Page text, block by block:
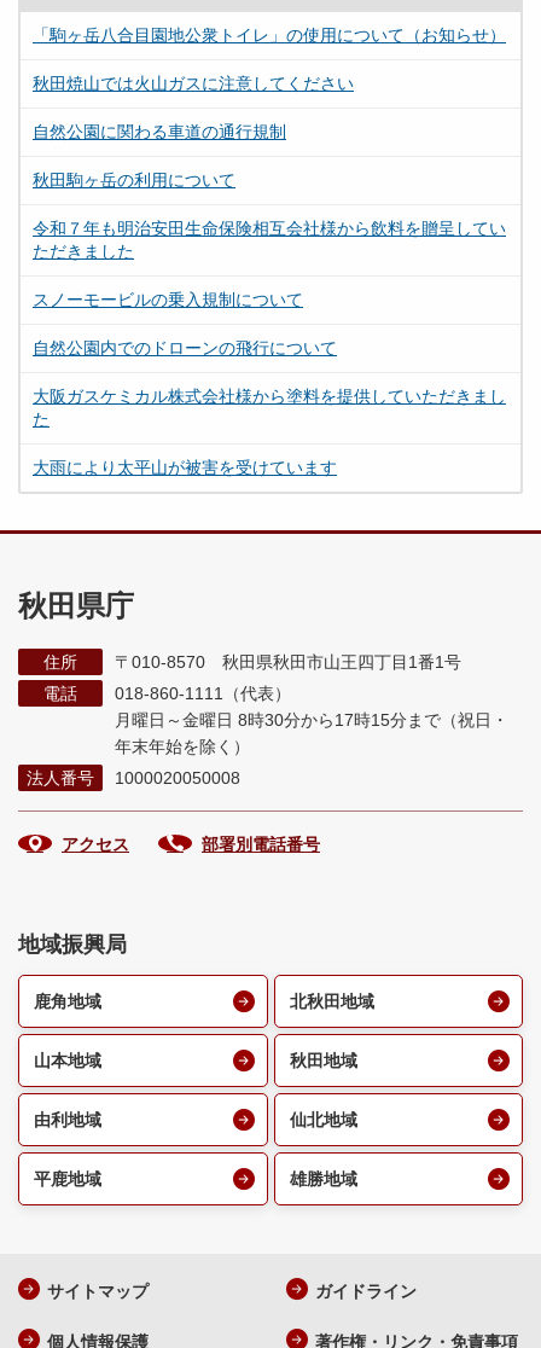
「駒ヶ岳八合目園地公衆トイレ」の使用について（お知らせ）
秋田焼山では火山ガスに注意してください
自然公園に関わる車道の通行規制
秋田駒ヶ岳の利用について
令和７年も明治安田生命保険相互会社様から飲料を贈呈してい
ただきました
スノーモービルの乗入規制について
自然公園内でのドローンの飛行について
大阪ガスケミカル株式会社様から塗料を提供していただきまし
た
大雨により太平山が被害を受けています
秋田県庁
住所
〒010-8570 秋田県秋田市山王四丁目1番1号
電話
018-860-1111（代表）
月曜日～金曜日 8時30分から17時15分まで （祝日・
年末年始を除く）
法人番号
1000020050008
アクセス 部署別電話番号
地域振興局
鹿角地域 北秋田地域
山本地域 秋田地域
由利地域 仙北地域
平鹿地域 雄勝地域
サイトマップ ガイドライン
個人情報保護 著作権・リンク・免責事項